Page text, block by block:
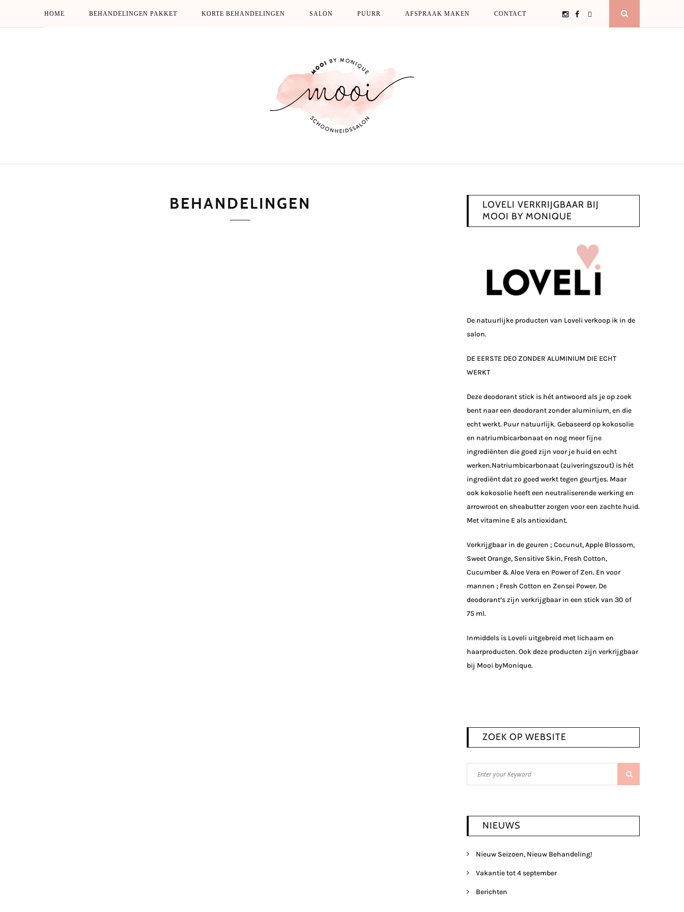
HOME BEHANDELINGEN PAKKET KORTE BEHANDELINGEN SALON PUURR AFSPRAAK MAKEN CONTACT InstagramFacebook Open
Popup
BEHANDELINGEN
LOVELI VERKRIJGBAAR BIJ
MOOI BY MONIQUE
De natuurlijke producten van Loveli verkoop ik in de
salon.
DE EERSTE DEO ZONDER ALUMINIUM DIE ECHT
WERKT
Deze deodorant stick is hét antwoord als je op zoek
bent naar een deodorant zonder aluminium, en die
echt werkt. Puur natuurlijk. Gebaseerd op kokosolie
en natriumbicarbonaat en nog meer fijne
ingrediënten die goed zijn voor je huid en echt
werken.Natriumbicarbonaat (zuiveringszout) is hét
ingrediënt dat zo goed werkt tegen geurtjes. Maar
ook kokosolie heeft een neutraliserende werking en
arrowroot en sheabutterzorgen voor een zachte huid.
Met vitamine E als antioxidant.
Verkrijgbaar in de geuren ;Cocunut,Apple Blossom,
SweetOrange, Sensitive Skin, Fresh Cotton,
Cucumber&AloeVera en Power of Zen. En voor
mannen ; Fresh Cotton en Zensei Power. De
deodorant’szijn verkrijgbaar in een stick van 30 of
75 ml.
Inmiddels is Loveli uitgebreid met lichaam en
haarproducten. Ook deze producten zijn verkrijgbaar
bij Mooi byMonique.
ZOEK OP WEBSITE
for:
Search
NIEUWS
Nieuw Seizoen, Nieuw Behandeling!
Vakantie tot 4 september
Berichten